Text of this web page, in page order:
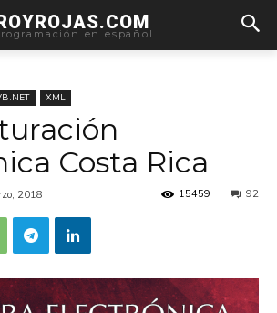
en español
XML
Costa Rica
2018 92
15459